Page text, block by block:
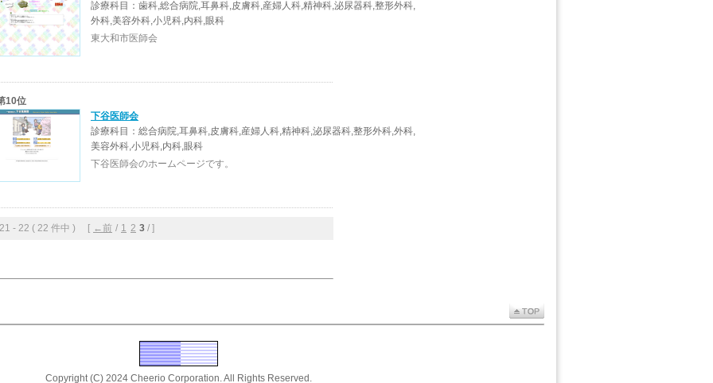
診療科目：歯科,総合病院,耳鼻科,皮膚科,産婦人科,精神科,泌尿器科,整形外科,
外科,美容外科,小児科,内科,眼科
東大和市医師会
10位
下谷医師会
診療科目：総合病院,耳鼻科,皮膚科,産婦人科,精神科,泌尿器科,整形外科,外科,
美容外科,小児科,内科,眼科
下谷医師会のホームページです。
- 22 ( 22 件中 ) [ ←前 / 1 2 3 / ]
Copyright (C) 2024 Cheerio Corporation. All Rights Reserved.